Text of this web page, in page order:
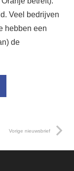
Veel bedrijven
hebben een
de
Vorige nieuwsbrief